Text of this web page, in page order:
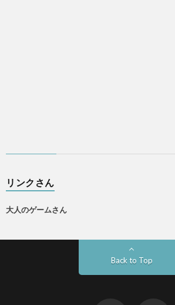
リンクさん
大人のゲームさん
Back to Top